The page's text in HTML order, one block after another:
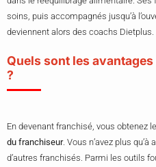
soins, puis accompagnés jusqu’à
deviennent alors des coachs Dietplus.
Quels sont les
?
En devenant franchisé, vous obtenez
du franchiseur. Vous n’avez plus
d’autres franchisés. Parmi les outils